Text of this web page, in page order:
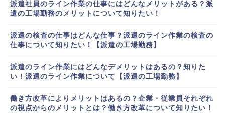
派遣社員のライン作業の仕事にはどんなメリットがある？派
遣の工場勤務のメリットについて知りたい！
派遣の検査の仕事はどんな仕事？派遣のライン作業の検査の
仕事について知りたい！【派遣の工場勤務】
派遣のライン作業にはどんなデメリットはあるの？知りた
い！派遣のライン作業について【派遣の工場勤務】
働き方改革によりメリットはあるの？企業・従業員それぞれ
の視点からのメリットとは？働き方改革について知りたい！